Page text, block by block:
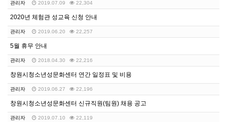
관리자 2019.07.09 22,304
2020년 체험관 성교육 신청 안내
관리자 2019.06.20 22,257
5월 휴무 안내
관리자 2018.04.30 22,216
창원시청소년성문화센터 연간 일정표 및 비용
관리자 2019.06.27 22,196
창원시청소년성문화센터 신규직원(팀원) 채용 공고
관리자 2019.07.10 22,119